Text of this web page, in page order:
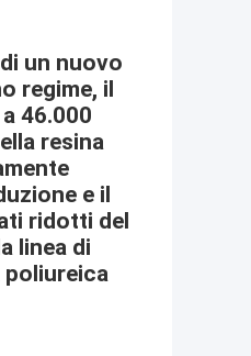
un nuovo
regime, il
46.000
resina
e il
ridotti del
linea di